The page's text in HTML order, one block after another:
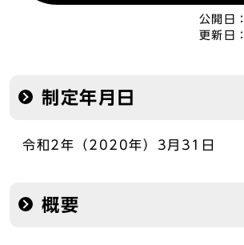
公開日：
更新日：
制定年月日
令和2年（2020年）3月31日
概要